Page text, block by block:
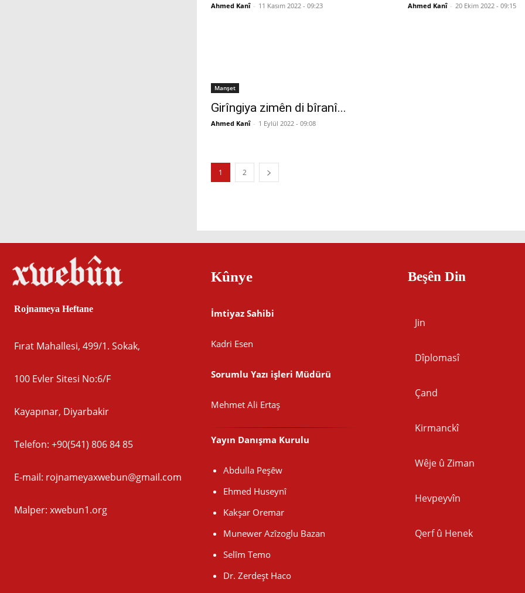
Ahmed Kanî - 11 Kasım 2022 - 09:23 Ahmed Kanî - 20 Ekim 2022 - 09:15
Manşet
Girîngiya zimên di bîranî...
Ahmed Kanî - 1 Eylül 2022 - 09:08
1 2
Rojnameya Heftane
Fırat Mahallesi, 499/1. Sokak,
100 Evler Sitesi No:6/F
Kayapınar, Diyarbakir
Telefon: +90(541) 806 84 85
E-mail: rojnameyaxwebun@gmail.com
Malper: xwebun1.org
Kûnye
İmtiyaz Sahibi
Kadri Esen
Sorumlu Yazı işleri Müdürü
Mehmet Ali Ertaş
Yayın Danışma Kurulu
Abdulla Peşêw
Ehmed Huseynî
Kakşar Oremar
Munewer Azîzoglu Bazan
Selîm Temo
Dr. Zerdeşt Haco
Beşên Din
Jin
Dîplomasî
Çand
Kirmanckî
Wêje û Ziman
Hevpeyvîn
Qerf û Henek